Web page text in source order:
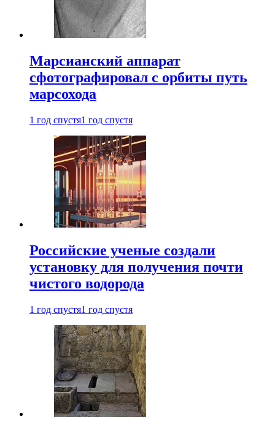
Марсианский аппарат
сфотографировал с орбиты путь
марсохода
1 год спустя1 год спустя
Российские ученые создали
установку для получения почти
чистого водорода
1 год спустя1 год спустя